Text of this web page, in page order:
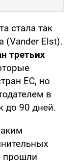
стала так
(Vander Elst).
третьих
ЕС, но
в
до 90 дней.
прошли